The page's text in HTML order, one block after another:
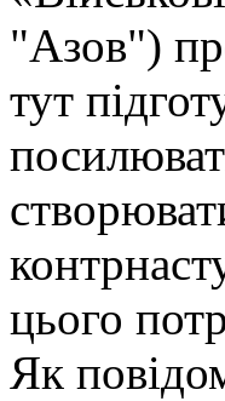
"Азов")
тут
цього
Як